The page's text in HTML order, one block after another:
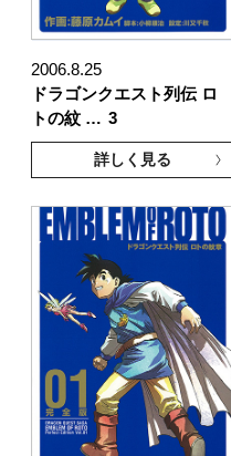
2006.8.25
ドラゴンクエスト列伝 ロ
トの紋 … 3
詳しく見る